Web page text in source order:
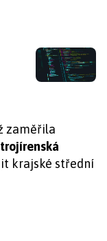
test
zaměřila
krajské střední